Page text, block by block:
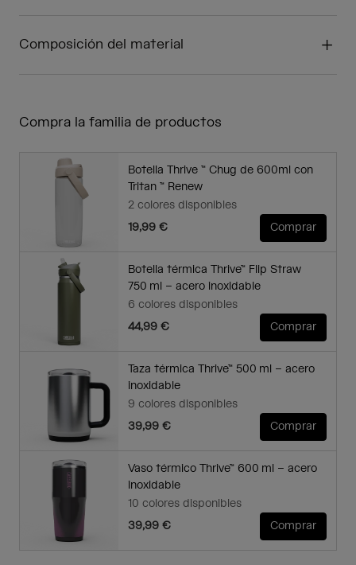
Composición del material
Compra la familia de productos
Botella Thrive ™ Chug de 600ml con
Tritan ™ Renew
2 colores disponibles
19,99 €
Comprar
Botella térmica Thrive™ Flip Straw
750 ml – acero inoxidable
6 colores disponibles
44,99 €
Comprar
Taza térmica Thrive™ 500 ml – acero
inoxidable
9 colores disponibles
39,99 €
Comprar
Vaso térmico Thrive™ 600 ml – acero
inoxidable
10 colores disponibles
39,99 €
Comprar